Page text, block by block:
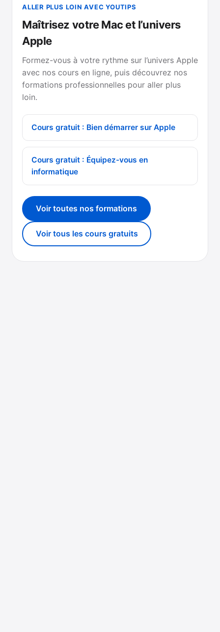
ALLER PLUS LOIN AVEC YOUTIPS
Maîtrisez votre Mac et l’univers
Apple
Formez-vous à votre rythme sur l’univers Apple
avec nos cours en ligne, puis découvrez nos
formations professionnelles pour aller plus
loin.
Cours gratuit : Bien démarrer sur Apple
Cours gratuit : Équipez-vous en
informatique
Voir toutes nos formations
Voir tous les cours gratuits